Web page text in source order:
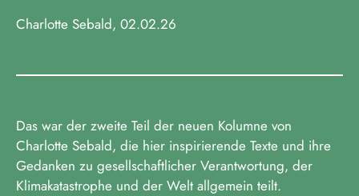
Charlotte Sebald, 02.02.26
Das war der zweite Teil der neuen Kolumne von
Charlotte Sebald, die hier inspirierende Texte und ihre
Gedanken zu gesellschaftlicher Verantwortung, der
Klimakatastrophe und der Welt allgemein teilt.